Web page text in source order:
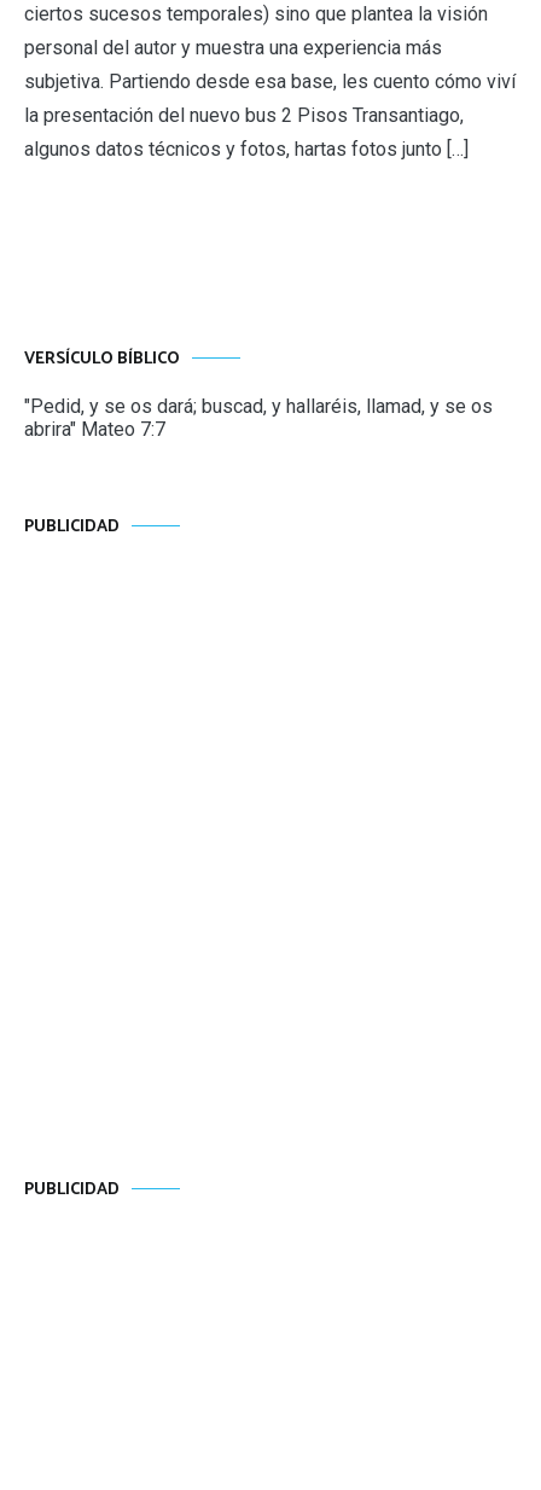
ciertos sucesos temporales) sino que plantea la visión
personal del autor y muestra una experiencia más
subjetiva. Partiendo desde esa base, les cuento cómo viví
la presentación del nuevo bus 2 Pisos Transantiago,
algunos datos técnicos y fotos, hartas fotos junto […]
VERSÍCULO BÍBLICO
"Pedid, y se os dará; buscad, y hallaréis, llamad, y se os
abrira" Mateo 7:7
PUBLICIDAD
PUBLICIDAD